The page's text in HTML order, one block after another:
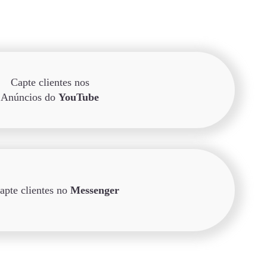
Capte clientes nos
Anúncios doYouTube
clientes no Messenger